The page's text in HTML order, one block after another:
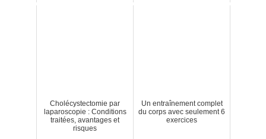
Cholécystectomie par
laparoscopie : Conditions
traitées, avantages et
risques
Un entraînement complet
du corps avec seulement 6
exercices